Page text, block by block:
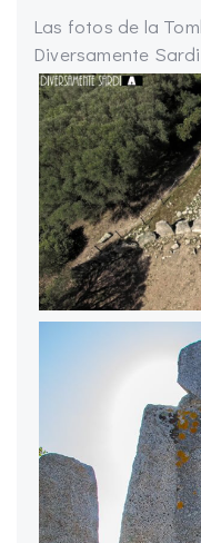
Las fotos de la
Diversamente